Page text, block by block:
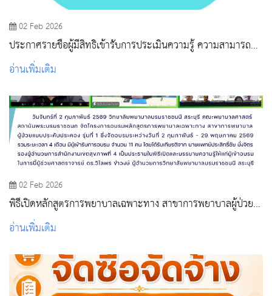
02 Feb 2026
ประกาศรายชื่อผู้มีสิทธิเข้ารับการประเมินความรู้ ความสามารถ
ทักษะ และสมรรถนะ ตำแหน่ง นักวิชาการศึกษา
อ่านเพิ่มเติม
02 Feb 2026
พิธีเปิดหลักสูตรการพยาบาลเฉพาะทาง สาขาการพยาบาลผู้ป่วย
แบบประคับประคอง
อ่านเพิ่มเติม